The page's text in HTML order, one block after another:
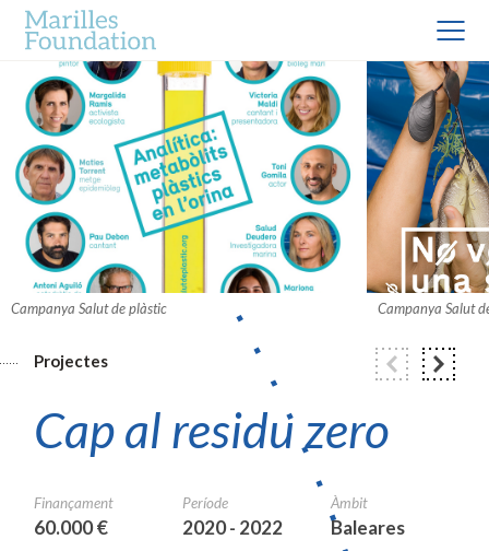
Campanya Salut de plàstic Campanya Salut
Projectes
Cap al residu zero
Finançament
60.000 €
Període
2020 - 2022
Àmbit
Baleares